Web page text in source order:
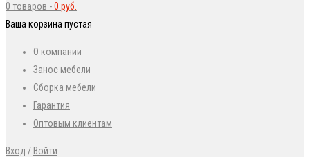
0 товаров -0 руб.
Ваша корзина пустая
О компании
Занос мебели
Сборка мебели
Гарантия
Оптовым клиентам
Вход / Войти